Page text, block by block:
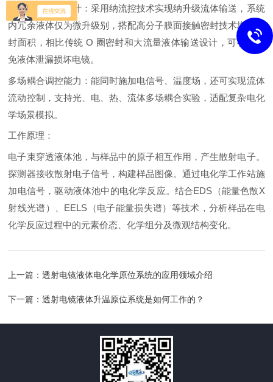
高安全防泄漏设计：采用纳流控技术实现纳升级流体输送，系统
内冗余液体仅为微升级别，搭配高分子膜面接触密封技术增大密
封面积，相比传统 O 圈密封和大流量液体输送设计，可有效避
免液体泄漏损坏电镜。
多场耦合调控能力：能同时施加电信号、温度场，还可实现流体
流动控制，支持光、电、热、流体多场耦合实验，适配复杂电化
学场景模拟。
工作原理：
电子束穿透液体池，与样品中的原子相互作用，产生散射电子。
探测器接收散射电子信号，构建样品图像。通过电化学工作站施
加电信号，驱动液体池中的电化学反应。结合EDS（能量色散X
射线光谱）、EELS（电子能量损失谱）等技术，分析样品在电
化学反应过程中的元素价态、化学组分及微观结构变化。
上一篇：透射电镜液体电化学原位系统的应用领域介绍
下一篇：透射电镜液体升温原位系统是如何工作的？